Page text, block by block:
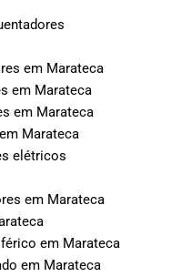
em Marateca
em Marateca
em Marateca
Marateca
elétricos
em Marateca
em Marateca
em Marateca